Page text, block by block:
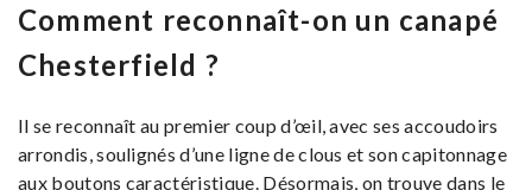
Comment reconnaît-on un canapé
Chesterfield ?
Il se reconnaît au premier coup d’œil, avec ses accoudoirs
arrondis, soulignés d’une ligne de clous et son capitonnage
aux boutons caractéristique. Désormais, on trouve dans le